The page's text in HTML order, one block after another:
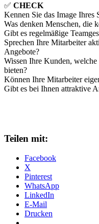
✅ CHECK
Kennen Sie das Image Ihres
Was denken Menschen, die
Gibt es regelmäßige
Sprechen Ihre Mitarbeiter
Angebote?
Wissen Ihre Kunden,
bieten?
Können Ihre Mitarbeiter
Gibt es bei Ihnen attraktive
Teilen mit:
Facebook
X
Pinterest
WhatsApp
LinkedIn
E-Mail
Drucken